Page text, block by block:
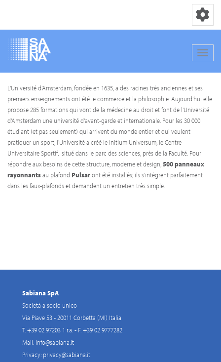
contenu
principal
Basculer
L'Université d'Amsterdam, fondée en 1635, a des racines très anciennes et ses
premiers enseignements ont été le commerce et la philosophie. Aujourd'hui elle
propose 285 formations qui vont de la médecine au droit et font de l'Université
d'Amsterdam une université d'avant-garde et internationale. Pour les 30 000
étudiant (et pas seulement) qui arrivent du monde entier et qui veulent
pratiquer un sport, l'Université a créé le Initium Universum, le Centre
Universitaire Sportif, situé dans le parc des sciences, près de la Faculté. Pour
répondre aux besoins de cette structure, moderne et design,500 panneaux
rayonnantsau plafond Pulsaront été installés; ils s'intègrent parfaitement
dans les faux-plafonds et demandent un entretien très simple.
Sabiana SpA
Società a socio unico
Via Piave 53 - 20011 Corbetta (MI) Italia
T. +39 02 97203 1 r.a. - F. +39 02 9777282
Mail: info@sabiana.it
Privacy: privacy@sabiana.it